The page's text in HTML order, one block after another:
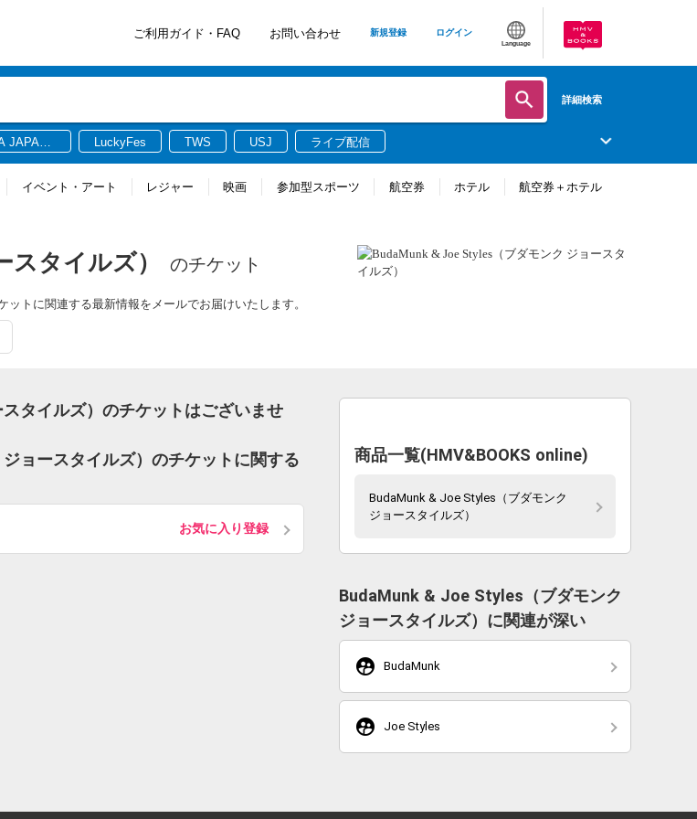
ご利用ガイド・FAQ お問い合わせ 新規登録 ログイン
Language
詳細検索
JAPAN
LuckyFes TWS USJ ライブ配信
イベント・アート レジャー 映画 参加型スポーツ 航空券 ホテル 航空券＋ホテル
タイルズ） のチケット
トに関連する最新情報をメールでお届けいたします。
タイルズ）のチケットはございませ
ョースタイルズ）のチケットに関する
お気に入り登録
商品一覧(HMV&BOOKS online)
BudaMunk & Joe Styles（ブダモンク
ジョースタイルズ）
BudaMunk & Joe Styles（ブダモンク
ジョースタイルズ）に関連が深い
supervised_user_circle BudaMunk
supervised_user_circle Joe Styles